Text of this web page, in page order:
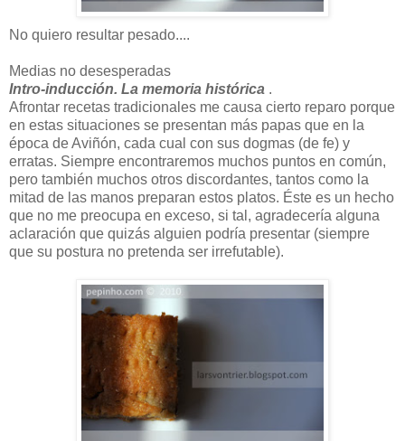
No quiero resultar pesado....
Medias no desesperadas
Intro-inducción. La memoria histórica .
Afrontar recetas tradicionales me causa cierto reparo porque
en estas situaciones se presentan más papas que en la
época de Aviñón, cada cual con sus dogmas (de fe) y
erratas. Siempre encontraremos muchos puntos en común,
pero también muchos otros discordantes, tantos como la
mitad de las manos preparan estos platos. Éste es un hecho
que no me preocupa en exceso, si tal, agradecería alguna
aclaración que quizás alguien podría presentar (siempre
que su postura no pretenda ser irrefutable).